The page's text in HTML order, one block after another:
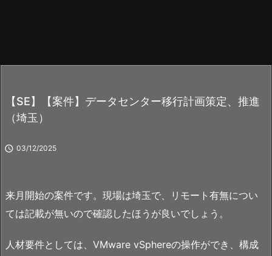
【SE】【案件】データセンター移行計画策定、推進
（埼玉）
 03/12/2025
来月開始の案件です。現場は埼玉で、リモート有無につい
ては記載が無いので確認したほうが良いでしょう。
人材要件としては、VMware vSphereの操作ができ、構成